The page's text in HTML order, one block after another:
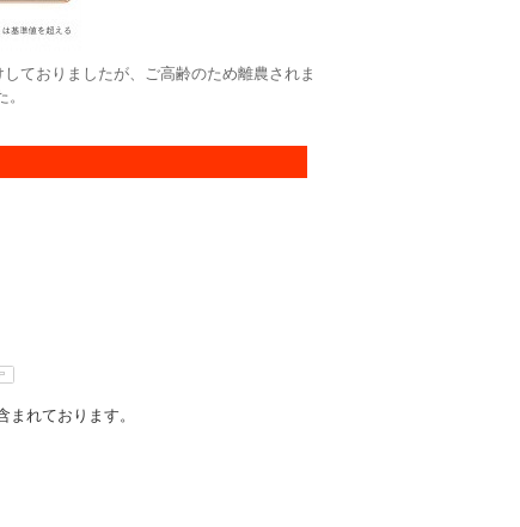
ておりましたが、ご高齢のため離農されま
れております。